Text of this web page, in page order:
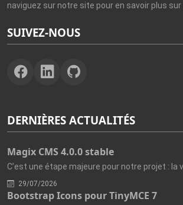
naviguez sur notre site pour en savoir plus sur
SUIVEZ-NOUS
DERNIÈRES ACTUALITÉS
Magix CMS 4.0.0 stable
C’est une étape majeure pour notre projet : la
29/07/2026
Bootstrap Icons pour TinyMCE 7